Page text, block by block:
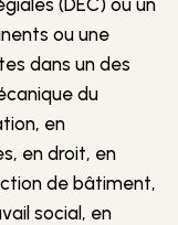
(DEC) ou un
ou une
dans un des
du
en
en droit, en
de bâtiment,
social, en